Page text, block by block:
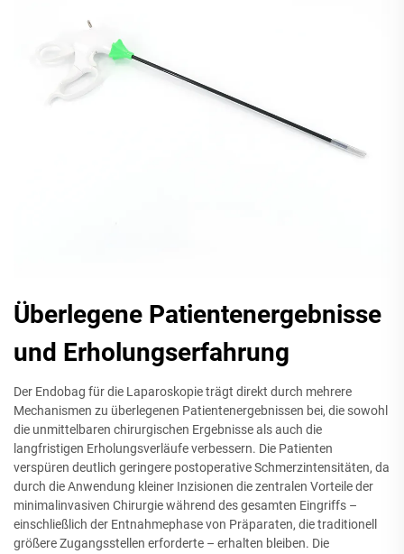
Überlegene Patientenergebnisse
und Erholungserfahrung
Der Endobag für die Laparoskopie trägt direkt durch mehrere
Mechanismen zu überlegenen Patientenergebnissen bei, die sowohl
die unmittelbaren chirurgischen Ergebnisse als auch die
langfristigen Erholungsverläufe verbessern. Die Patienten
verspüren deutlich geringere postoperative Schmerzintensitäten, da
durch die Anwendung kleiner Inzisionen die zentralen Vorteile der
minimalinvasiven Chirurgie während des gesamten Eingriffs –
einschließlich der Entnahmephase von Präparaten, die traditionell
größere Zugangsstellen erforderte – erhalten bleiben. Die